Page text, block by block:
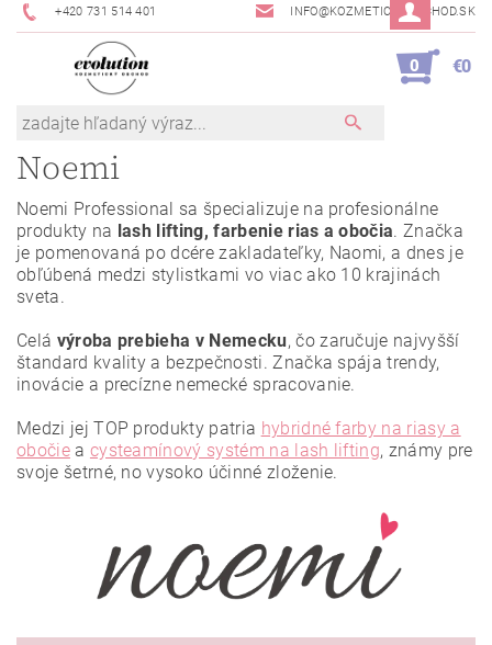
+420 731 514 401 INFO@KOZMETICKYOBCHOD.SK
0 €0
Noemi
Noemi Professional sa špecializuje na profesionálne
produkty na lash lifting, farbenie rias a obočia. Značka
je pomenovaná po dcére zakladateľky, Naomi, a dnes je
obľúbená medzi stylistkami vo viac ako 10 krajinách
sveta.
Celá výroba prebieha v Nemecku, čo zaručuje najvyšší
štandard kvality a bezpečnosti. Značka spája trendy,
inovácie a precízne nemecké spracovanie.
Medzi jej TOP produkty patria hybridné farby na riasy a
obočiea cysteamínový systém na lash lifting, známy pre
svoje šetrné, no vysoko účinné zloženie.